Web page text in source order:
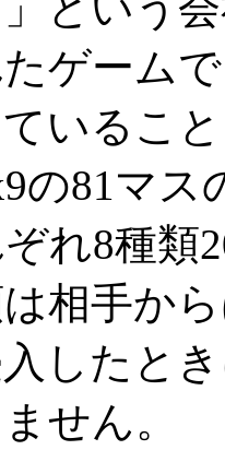
ゲーム
いるこ
の81マ
れ8種類
相手か
したと
せん。